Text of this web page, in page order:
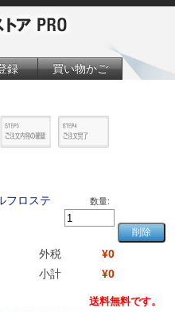
録 買い物かご
フロステ
数量:
外税
¥0
小計
¥0
送料無料です。